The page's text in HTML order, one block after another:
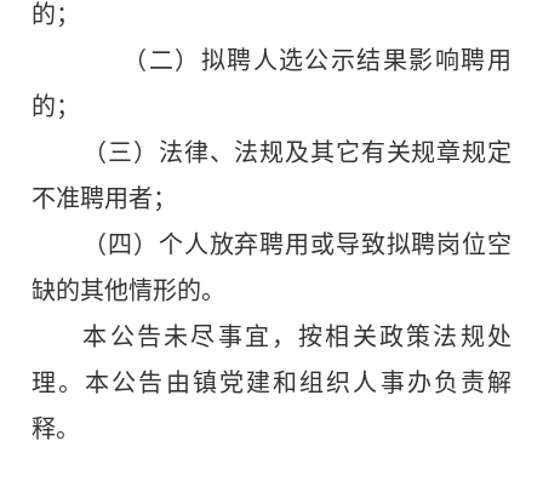
的；
（ 二）拟聘人选公示结果影响聘用
的；
（三）法律、法规及其它有关规章规定
不准聘用者；
（四）个人放弃聘用或导致拟聘岗位空
缺的其他情形的。
本公告未尽事宜，按相关政策法规处
理。本公告由镇党建和 组织人事办负责解
释。